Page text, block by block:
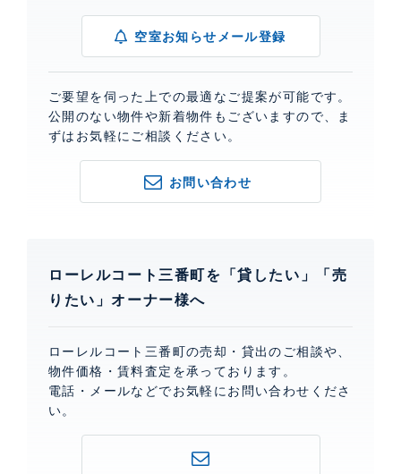
空室お知らせメール登録
ご要望を伺った上での最適なご提案が可能です。
公開のない物件や新着物件もございますので、ま
ずはお気軽にご相談ください。
お問い合わせ
ローレルコート三番町を「貸したい」「売
りたい」オーナー様へ
ローレルコート三番町の売却・貸出のご相談や、
物件価格・賃料査定を承っております。
電話・メールなどでお気軽にお問い合わせくださ
い。